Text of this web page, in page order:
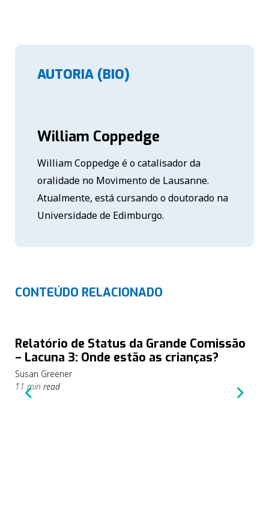
AUTORIA (BIO)
William Coppedge
William Coppedge é o catalisador da
oralidade no Movimento de Lausanne.
Atualmente, está cursando o doutorado na
Universidade de Edimburgo.
CONTEÚDO RELACIONADO
Relatório de Status da Grande Comissão
– Lacuna 3: Onde estão as crianças?
Susan Greener
11 min read